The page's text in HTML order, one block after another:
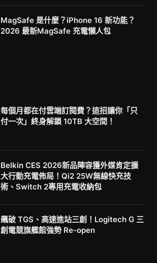
MagSafe 是什麼？iPhone 16 新功能？
2026 最新MagSafe 充電懶人包
每個月都在付雲端訂閱費？這招讓你「只
付一次」終身解鎖 10TB 大空間！
Belkin CES 2026新品陣容獲外媒肯定擴
大行動充電佈局！Qi2 25W無線快充技
術、Switch 2專用充電收納包
飆破 TGS、高速進站三創！Logitech G 三
創電競旗艦館強勢 Re-open